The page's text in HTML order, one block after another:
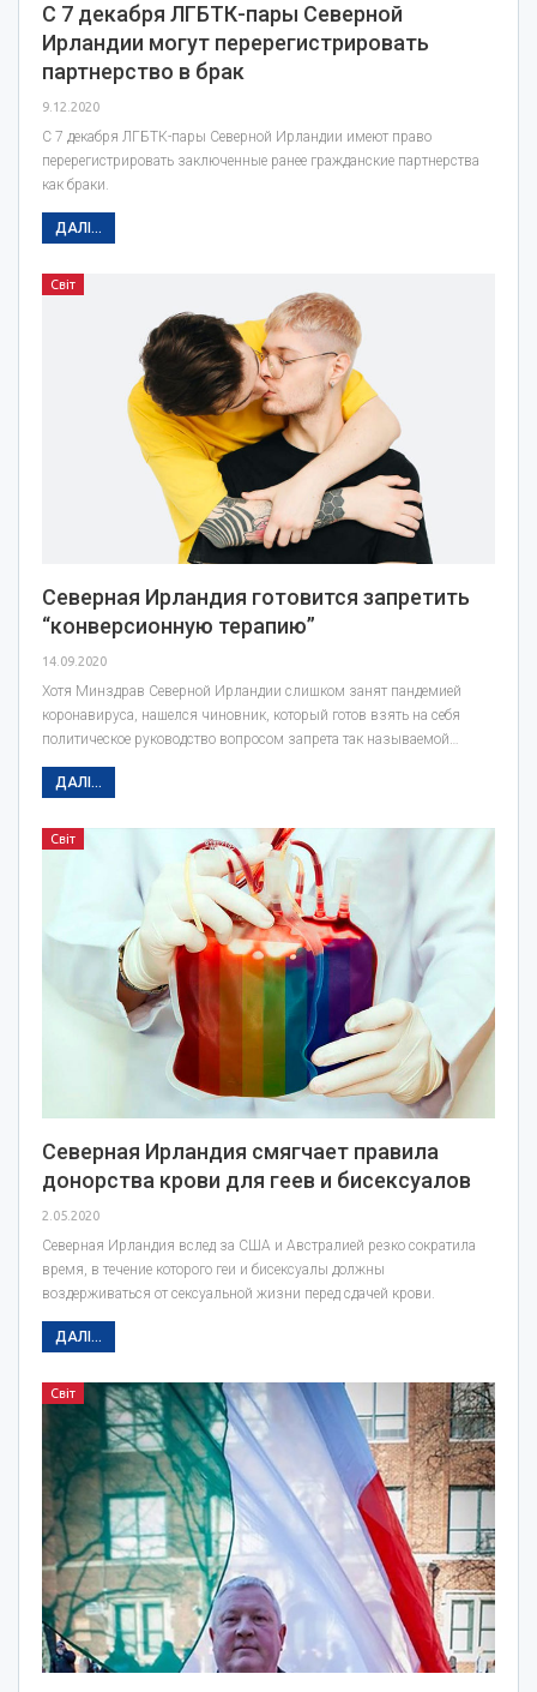
С 7 декабря ЛГБТК-пары Северной
Ирландии могут перерегистрировать
партнерство в брак
9.12.2020
С 7 декабря ЛГБТК-пары Северной Ирландии имеют право
перерегистрировать заключенные ранее гражданские партнерства
как браки.
ДАЛІ...
Світ
Северная Ирландия готовится запретить
“конверсионную терапию”
14.09.2020
Хотя Минздрав Северной Ирландии слишком занят пандемией
коронавируса, нашелся чиновник, который готов взять на себя
политическое руководство вопросом запрета так называемой…
ДАЛІ...
Світ
Северная Ирландия смягчает правила
донорства крови для геев и бисексуалов
2.05.2020
Северная Ирландия вслед за США и Австралией резко сократила
время, в течение которого геи и бисексуалы должны
воздерживаться от сексуальной жизни перед сдачей крови.
ДАЛІ...
Світ